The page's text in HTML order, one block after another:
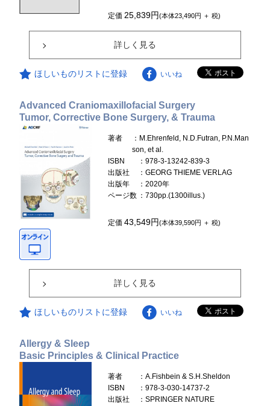
定価25,839円(本体23,490円 ＋ 税)
詳しく見る
ほしいものリストに登録 いいね
Advanced Craniomaxillofacial Surgery
Tumor, Corrective Bone Surgery, & Trauma
著者
：M.Ehrenfeld, N.D.Futran, P.N.Man
son, et al.
ISBN
：978-3-13242-839-3
出版社
：GEORG THIEME VERLAG
出版年
：2020年
ページ数 ：730pp.(1300illus.)
定価43,549円(本体39,590円 ＋ 税)
詳しく見る
ほしいものリストに登録 いいね
Allergy & Sleep
Basic Principles & Clinical Practice
著者
：A.Fishbein & S.H.Sheldon
ISBN
：978-3-030-14737-2
出版社
：SPRINGER NATURE